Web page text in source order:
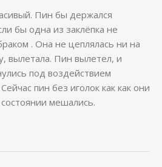
Пин бы держался
бы одна из заклёпка не
. Она не цеплялась ни на
вылетала. Пин вылетел, и
под воздействием
пин без иголок как как они
мешались.